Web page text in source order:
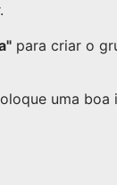
para criar o
uma boa